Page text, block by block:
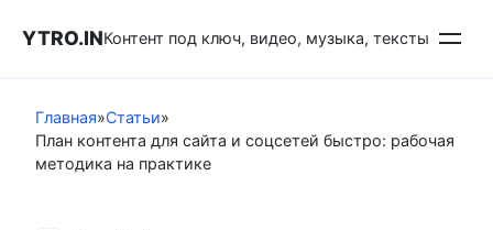
YTRO.INКонтент под ключ, видео, музыка, тексты
Главная»Статьи»
План контента для сайта и соцсетей быстро: рабочая
методика на практике